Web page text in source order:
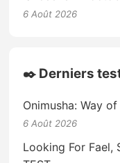
6 Août 2026
✒️ Derniers
Onimusha: Way
6 Août 2026
Looking For Fael,